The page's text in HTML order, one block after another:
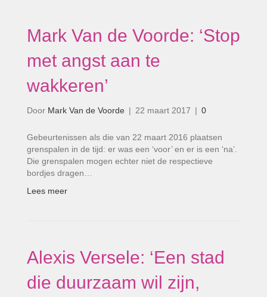
Mark Van de Voorde: ‘Stop
met angst aan te
wakkeren’
Door Mark Van de Voorde | 22 maart 2017 | 0
Gebeurtenissen als die van 22 maart 2016 plaatsen
grenspalen in de tijd: er was een ‘voor’ en er is een ‘na’.
Die grenspalen mogen echter niet de respectieve
bordjes dragen…
Lees meer
Alexis Versele: ‘Een stad
die duurzaam wil zijn,